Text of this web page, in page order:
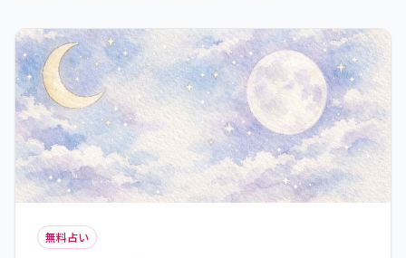
無料占い